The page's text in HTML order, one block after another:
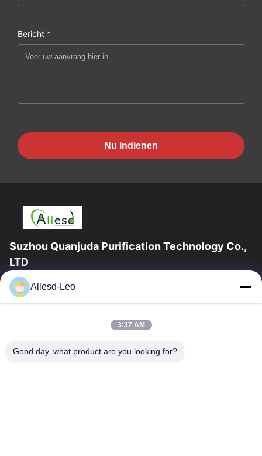
Bericht *
Nu indienen
Suzhou Quanjuda Purification Technology Co.,
LTD
16years ervaring, als belangrijke fabrikant en exporteur van
ESD & Cleanroom producten, bieden wij een volledige lijn van
Huis
Producten
Allesd-Leo
3:37 AM
Good day, what product are you looking for?